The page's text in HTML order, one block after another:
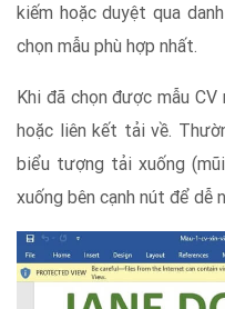
kiếm hoặc duyệt qua
chọn mẫu phù hợp nhất.
Khi đã chọn được mẫu
hoặc liên kết tải về.
biểu tượng tải xuống
xuống bên cạnh nút để dễ